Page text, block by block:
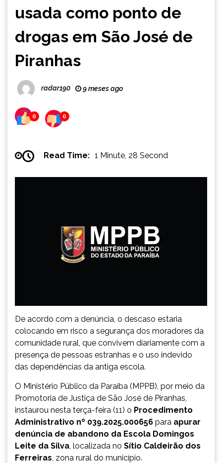
usada como ponto de
drogas em São José de
Piranhas
radar190 9 meses ago
0 0
Read Time: 1 Minute, 28 Second
De acordo com a denúncia, o descaso estaria
colocando em risco a segurança dos moradores da
comunidade rural, que convivem diariamente com a
presença de pessoas estranhas e o uso indevido
das dependências da antiga escola.
O Ministério Público da Paraíba (MPPB), por meio da
Promotoria de Justiça de São José de Piranhas,
instaurou nesta terça-feira (11) o Procedimento
Administrativo nº 039.2025.000656 para apurar
denúncia de abandono da Escola Domingos
Leite da Silva , localizada no Sítio Caldeirão dos
Ferreiras , zona rural do município.